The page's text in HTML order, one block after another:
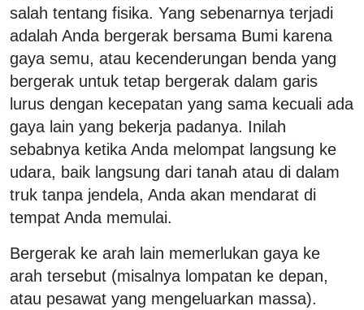
salah tentang fisika. Yang sebenarnya terjadi
adalah Anda bergerak bersama Bumi karena
gaya semu, atau kecenderungan benda yang
bergerak untuk tetap bergerak dalam garis
lurus dengan kecepatan yang sama kecuali ada
gaya lain yang bekerja padanya. Inilah
sebabnya ketika Anda melompat langsung ke
udara, baik langsung dari tanah atau di dalam
truk tanpa jendela, Anda akan mendarat di
tempat Anda memulai.
Bergerak ke arah lain memerlukan gaya ke
arah tersebut (misalnya lompatan ke depan,
atau pesawat yang mengeluarkan massa).